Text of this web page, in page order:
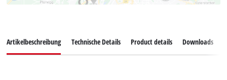
Artikelbeschreibung Technische Details Product details Downloads